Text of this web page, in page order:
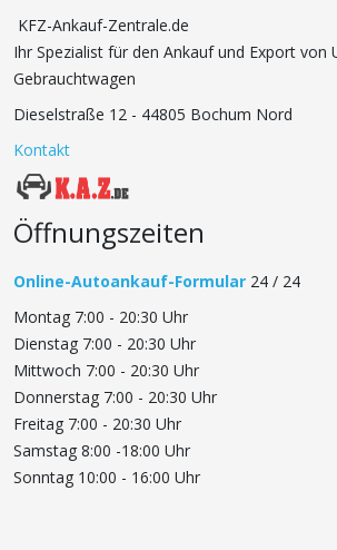
KFZ-Ankauf-Zentrale.de
Ihr Spezialist für den Ankauf und Export von
Gebrauchtwagen
Dieselstraße 12 - 44805 Bochum Nord
Kontakt
Öffnungszeiten
Online-Autoankauf-Formular 24 / 24
Montag 7:00 - 20:30 Uhr
Dienstag 7:00 - 20:30 Uhr
Mittwoch 7:00 - 20:30 Uhr
Donnerstag 7:00 - 20:30 Uhr
Freitag 7:00 - 20:30 Uhr
Samstag 8:00 -18:00 Uhr
Sonntag 10:00 - 16:00 Uhr